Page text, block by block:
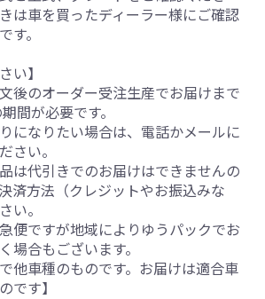
は車を買ったディーラー様にご確認
す。
い】
後のオーダー受注生産でお届けまで
間が必要です。
になりたい場合は、電話かメールに
さい。
は代引きでのお届けはできませんの
済方法（クレジットやお振込みな
い。
便ですが地域によりゆうパックでお
場合もございます。
他車種のものです。お届けは適合車
です】